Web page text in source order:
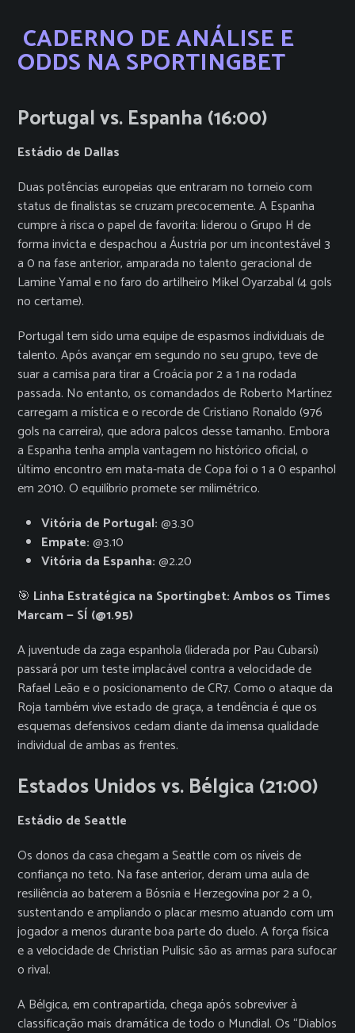
CADERNO DE ANÁLISE E
ODDS NA SPORTINGBET
Portugal vs. Espanha (16:00)
Estádio de Dallas
Duas potências europeias que entraram no torneio com
status de finalistas se cruzam precocemente. A Espanha
cumpre à risca o papel de favorita: liderou o Grupo H de
forma invicta e despachou a Áustria por um incontestável 3
a 0 na fase anterior, amparada no talento geracional de
Lamine Yamal e no faro do artilheiro Mikel Oyarzabal (4 gols
no certame).
Portugal tem sido uma equipe de espasmos individuais de
talento. Após avançar em segundo no seu grupo, teve de
suar a camisa para tirar a Croácia por 2 a 1 na rodada
passada. No entanto, os comandados de Roberto Martínez
carregam a mística e o recorde de Cristiano Ronaldo (976
gols na carreira), que adora palcos desse tamanho. Embora
a Espanha tenha ampla vantagem no histórico oficial, o
último encontro em mata-mata de Copa foi o 1 a 0 espanhol
em 2010. O equilíbrio promete ser milimétrico.
Vitória de Portugal:@3.30
Empate:@3.10
Vitória da Espanha:@2.20
🎯 Linha Estratégica na Sportingbet: Ambos os Times
Marcam — SÍ (@1.95)
A juventude da zaga espanhola (liderada por Pau Cubarsí)
passará por um teste implacável contra a velocidade de
Rafael Leão e o posicionamento de CR7. Como o ataque da
Roja também vive estado de graça, a tendência é que os
esquemas defensivos cedam diante da imensa qualidade
individual de ambas as frentes.
Estados Unidos vs. Bélgica (21:00)
Estádio de Seattle
Os donos da casa chegam a Seattle com os níveis de
confiança no teto. Na fase anterior, deram uma aula de
resiliência ao baterem a Bósnia e Herzegovina por 2 a 0,
sustentando e ampliando o placar mesmo atuando com um
jogador a menos durante boa parte do duelo. A força física
e a velocidade de Christian Pulisic são as armas para sufocar
o rival.
A Bélgica, em contrapartida, chega após sobreviver à
classificação mais dramática de todo o Mundial. Os “Diablos